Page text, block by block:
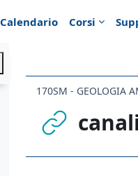
Calendario Corsi
170SM - GEOLOGIA